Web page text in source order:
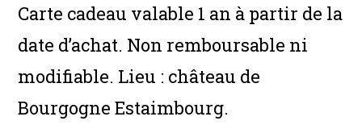
Carte cadeau valable 1 an à partir de la
date d’achat. Non remboursable ni
modifiable. Lieu : château de
Bourgogne Estaimbourg.